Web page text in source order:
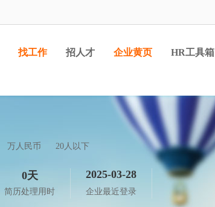
找工作 招人才 企业黄页 HR工具箱
万人民币 20人以下
0天
简历处理用时
2025-03-28
企业最近登录